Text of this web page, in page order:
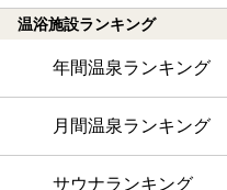
温浴施設ランキング
年間温泉ランキング
月間温泉ランキング
サウナランキング